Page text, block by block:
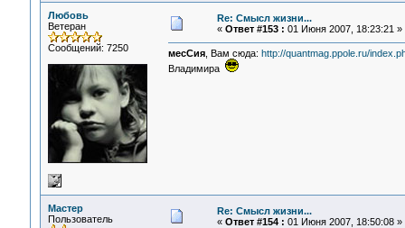
Любовь
Ветеран
Сообщений: 7250
Re: Смысл жизни...
« Ответ #153 : 01 Июня 2007, 18:23:21 »
месСия, Вам сюда: http://quantmag.ppole.ru/
Владимира
Мастер
Пользователь
Re: Смысл жизни...
« Ответ #154 : 01 Июня 2007, 18:50:08 »